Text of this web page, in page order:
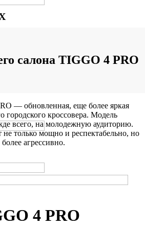
салона TIGGO 4 PRO
— обновленная, еще более яркая
городского кроссовера. Модель
всего, на молодежную аудиторию.
только мощно и респектабельно, но
агрессивно.
4 PRO